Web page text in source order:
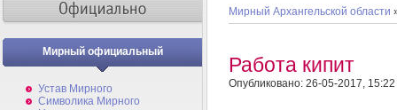
Мирный официальный
Устав Мирного
Символика Мирного
Мирный Архангельской области
Работа кипит
Опубликовано: 26-05-2017, 15:22